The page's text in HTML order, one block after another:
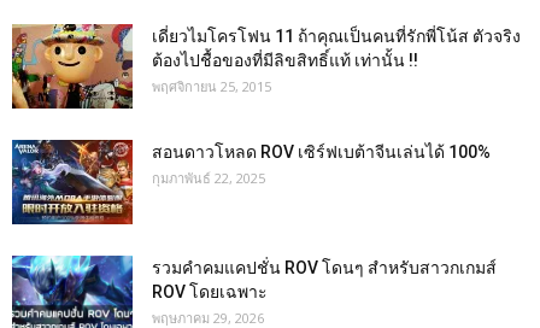
เดี่ยวไมโครโฟน 11 ถ้าคุณเป็นคนที่รักพี่โน้ส ตัวจริง
ต้องไปชื้อของที่มีลิขสิทธิ์แท้ เท่านั้น !!
พฤศจิกายน 25, 2015
สอนดาวโหลด ROV เซิร์ฟเบต้าจีนเล่นได้ 100%
กุมภาพันธ์ 22, 2025
รวมคำคมแคปชั่น ROV โดนๆ สำหรับสาวกเกมส์
ROV โดยเฉพาะ
พฤษภาคม 29, 2026